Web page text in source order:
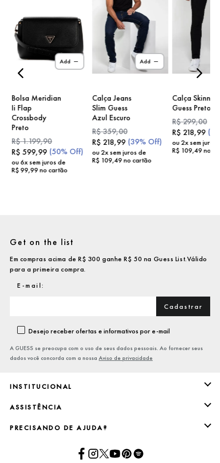
Add
Bolsa Meridian
Ii Flap
Crossbody
Preto
R$1.199,90
R$ 599,99 (50% Off)
ou 6x sem juros de
R$ 99,99no cartão
Add
Calça Jeans
Slim Guess
Azul Escuro
R$359,00
R$ 218,99 (39% Off)
ou2x sem juros de
R$ 109,49no cartão
Calça Skinny
Guess Preto
R$299,00
R$ 218,99 (
ou 2x sem juros
R$ 109,49no
INSTITUCIONAL
ASSISTÊNCIA
PRECISANDO DE AJUDA?
Get on the list
Em compras acima de R$ 300 ganhe R$ 50 na Guess List.Válido
para a primeira compra.
Cadastrar
Desejo receber ofertas e informativos por e-mail
A GUESS se preocupa com o uso de seus dados pessoais. Ao fornecer seus
dados você concorda com a nossa Aviso de privacidade